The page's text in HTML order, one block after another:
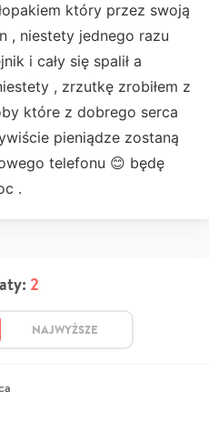
który przez swoją
, niestety jednego razu
i cały się spalił a
, zrzutkę zrobiłem z
które z dobrego serca
pieniądze zostaną
telefonu 😊 będę
.
2
NAJWYŻSZE